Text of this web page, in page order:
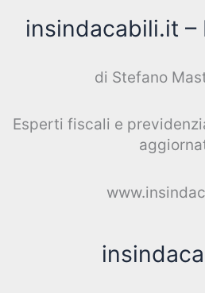
insindacabili.it –
di Stefano
Esperti fiscali e